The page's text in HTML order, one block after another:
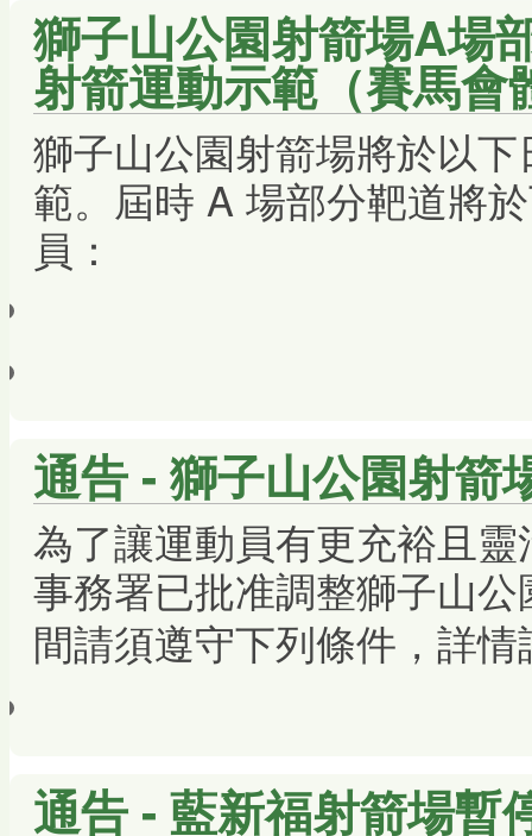
獅子山公園射箭場A場
射箭運動示範（賽馬會
獅子山公園射箭場將於以
範。屆時 A 場部分靶道將
員：
通告 - 獅子山公園射箭
為了讓運動員有更充裕且
事務署已批准調整獅子山
間請須遵守下列條件，詳
通告 - 藍新福射箭場暫